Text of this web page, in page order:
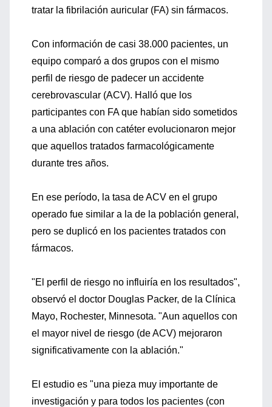
tratar la fibrilación auricular (FA) sin fármacos.
Con información de casi 38.000 pacientes, un
equipo comparó a dos grupos con el mismo
perfil de riesgo de padecer un accidente
cerebrovascular (ACV). Halló que los
participantes con FA que habían sido sometidos
a una ablación con catéter evolucionaron mejor
que aquellos tratados farmacológicamente
durante tres años.
En ese período, la tasa de ACV en el grupo
operado fue similar a la de la población general,
pero se duplicó en los pacientes tratados con
fármacos.
"El perfil de riesgo no influiría en los resultados",
observó el doctor Douglas Packer, de la Clínica
Mayo, Rochester, Minnesota. "Aun aquellos con
el mayor nivel de riesgo (de ACV) mejoraron
significativamente con la ablación."
El estudio es "una pieza muy importante de
investigación y para todos los pacientes (con